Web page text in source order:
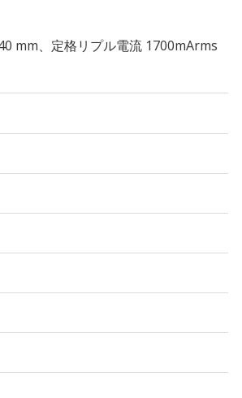
mm、定格リプル電流 1700mArms